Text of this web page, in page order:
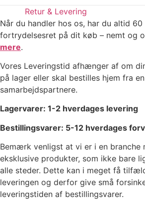
Retur & Levering
Når du handler hos os, har du altid
fortrydelsesret på dit køb – nemt og
mere.
Vores Leveringstid afhænger af om
på lager eller skal bestilles hjem fra
samarbejdspartnere.
Lagervarer: 1-2 hverdages levering
Bestillingsvarer: 5-12 hverdages
Bemærk venligst at vi er i en branche
eksklusive produkter, som ikke bare
alle steder. Dette kan i meget få
leveringen og derfor give små
leveringstiden af bestillingsvarer.